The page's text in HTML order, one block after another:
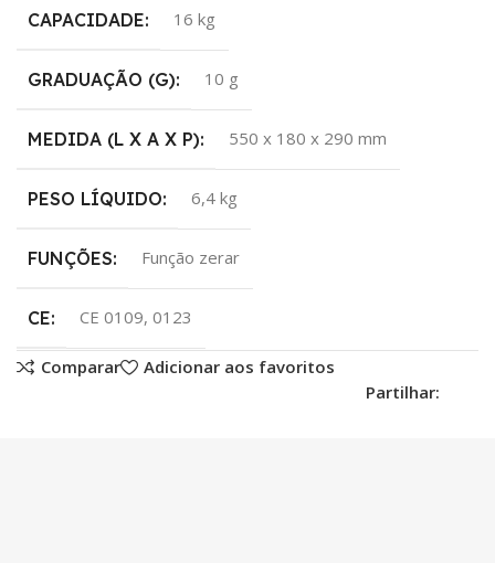
CAPACIDADE: 16 kg
GRADUAÇÃO (G): 10 g
MEDIDA (L X A X P): 550 x 180 x 290 mm
PESO LÍQUIDO: 6,4 kg
FUNÇÕES: Função zerar
CE: CE 0109, 0123
Comparar
Adicionar aos favoritos
Partilhar: